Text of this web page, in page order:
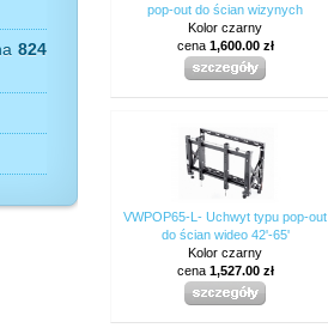
824
pop-out do ścian wizynych
Kolor czarny
cena 1,600.00 zł
VWPOP65-L- Uchwyt typu pop-out
do ścian wideo 42'-65'
Kolor czarny
cena 1,527.00 zł